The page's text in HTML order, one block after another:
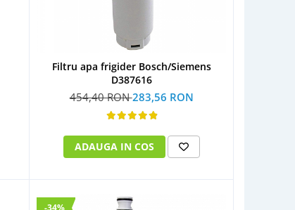
Filtru apa frigider Bosch/Siemens
D387616
454,40 RON283,56 RON
ADAUGA IN COS